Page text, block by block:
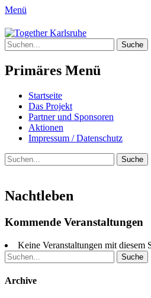
Menü
Together
Integration von jungen
Fluchterfahrung und
Migrationshintergrund
Suche
nach:
Primäres Menü
Springe
zum
Inhalt
Startseite
Das Projekt
Partner und Sponsoren
Aktionen
Impressum / Datenschutz
Suchen
Suche
nach:
Nachtleben
Kommende Veranstaltungen
Keine Veranstaltungen mit diesem
Suche
nach:
Archive